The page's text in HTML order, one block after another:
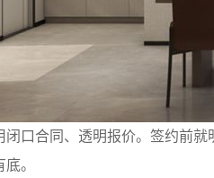
口合同、透明报价。签约前
。